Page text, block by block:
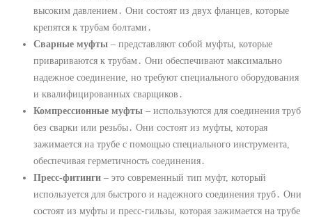
высоким давлением․ Они состоят из двух фланцев, которые
крепятся к трубам болтами․
Сварные муфты – представляют собой муфты, которые
привариваются к трубам․ Они обеспечивают максимально
надежное соединение, но требуют специального оборудования
и квалифицированных сварщиков․
Компрессионные муфты – используются для соединения труб
без сварки или резьбы․ Они состоят из муфты, которая
зажимается на трубе с помощью специального инструмента,
обеспечивая герметичность соединения․
Пресс-фитинги – это современный тип муфт, который
используется для быстрого и надежного соединения труб․ Они
состоят из муфты и пресс-гильзы, которая зажимается на трубе